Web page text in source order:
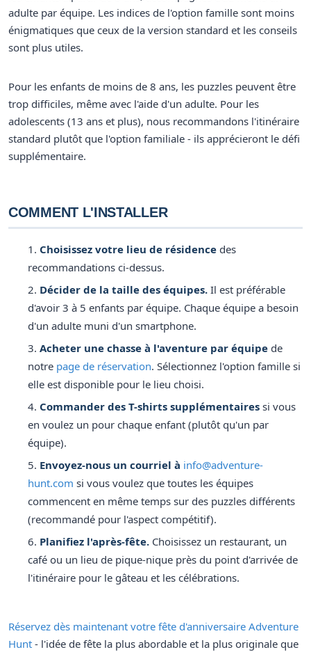
adulte par équipe. Les indices de l'option famille sont moins
énigmatiques que ceux de la version standard et les conseils
sont plus utiles.
Pour les enfants de moins de 8 ans, les puzzles peuvent être
trop difficiles, même avec l'aide d'un adulte. Pour les
adolescents (13 ans et plus), nous recommandons l'itinéraire
standard plutôt que l'option familiale - ils apprécieront le défi
supplémentaire.
COMMENT L'INSTALLER
Choisissez votre lieu de résidence des
recommandations ci-dessus.
Décider de la taille des équipes. Il est préférable
d'avoir 3 à 5 enfants par équipe. Chaque équipe a besoin
d'un adulte muni d'un smartphone.
Acheter une chasse à l'aventure par équipe de
notre page de réservation. Sélectionnez l'option famille si
elle est disponible pour le lieu choisi.
Commander des T-shirts supplémentaires si vous
en voulez un pour chaque enfant (plutôt qu'un par
équipe).
Envoyez-nous un courriel à info@adventure-
hunt.com si vous voulez que toutes les équipes
commencent en même temps sur des puzzles différents
(recommandé pour l'aspect compétitif).
Planifiez l'après-fête. Choisissez un restaurant, un
café ou un lieu de pique-nique près du point d'arrivée de
l'itinéraire pour le gâteau et les célébrations.
Réservez dès maintenant votre fête d'anniversaire Adventure
Hunt - l'idée de fête la plus abordable et la plus originale que